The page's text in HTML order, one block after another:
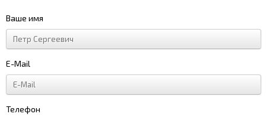
Ваше имя
E-Mail
Телефон